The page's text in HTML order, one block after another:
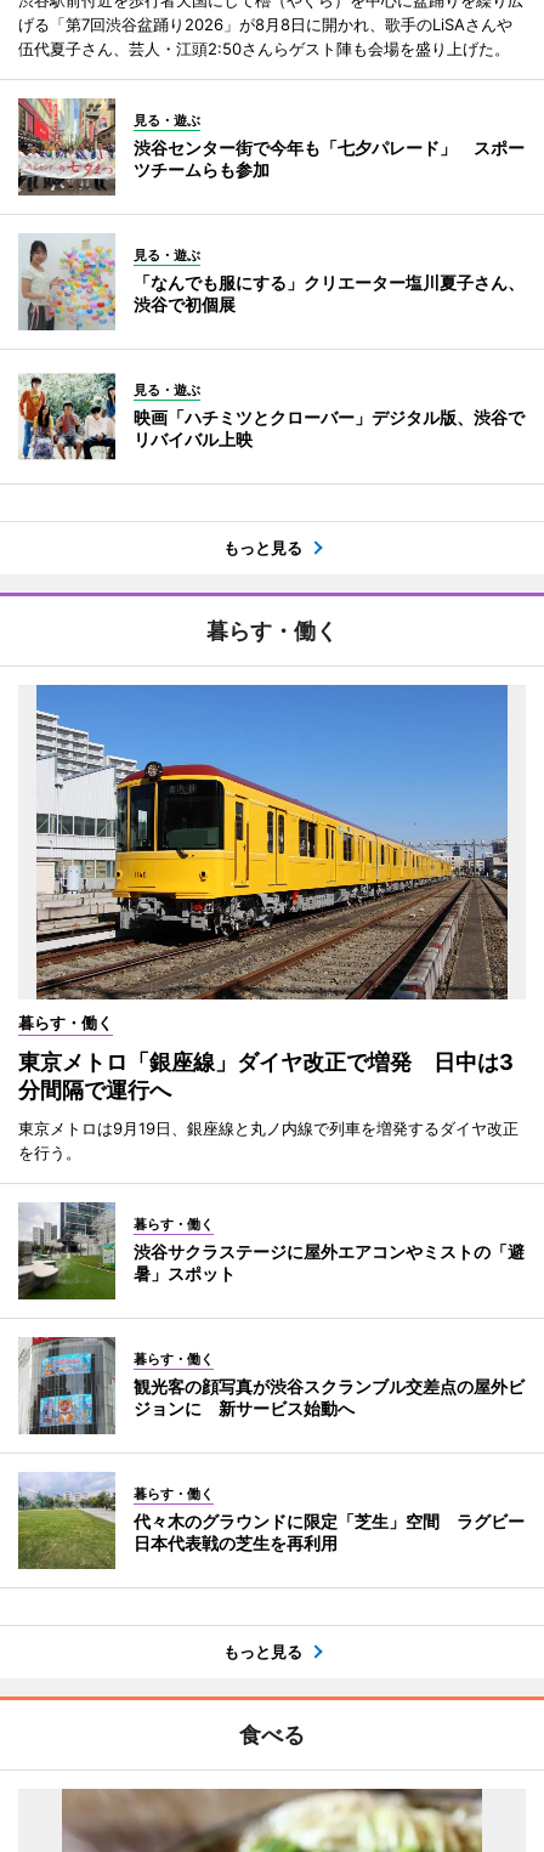
げる「第7回渋谷盆踊り2026」が8月8日に開かれ、歌手のLiSAさんや
伍代夏子さん、芸人・江頭2:50さんらゲスト陣も会場を盛り上げた。
見る・遊ぶ
渋谷センター街で今年も「七夕パレード」 スポー
ツチームらも参加
見る・遊ぶ
「なんでも服にする」クリエーター塩川夏子さん、
渋谷で初個展
見る・遊ぶ
映画「ハチミツとクローバー」デジタル版、渋谷で
リバイバル上映
もっと見る
暮らす・働く
暮らす・働く
東京メトロ「銀座線」ダイヤ改正で増発 日中は3
分間隔で運行へ
東京メトロは9月19日、銀座線と丸ノ内線で列車を増発するダイヤ改正
を行う。
暮らす・働く
渋谷サクラステージに屋外エアコンやミストの「避
暑」スポット
暮らす・働く
観光客の顔写真が渋谷スクランブル交差点の屋外ビ
ジョンに 新サービス始動へ
暮らす・働く
代々木のグラウンドに限定「芝生」空間 ラグビー
日本代表戦の芝生を再利用
もっと見る
食べる